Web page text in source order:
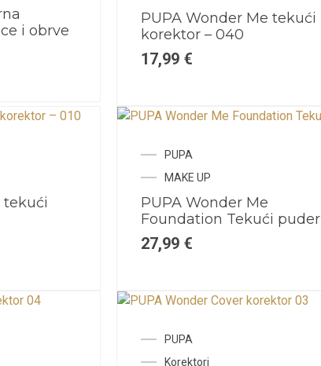
i obrve
PUPA Wonder Me tekući
korektor – 040
17,99 €
tekući
PUPA
MAKE UP
PUPA Wonder Me
Foundation Tekući puder
27,99 €
PUPA
Korektori